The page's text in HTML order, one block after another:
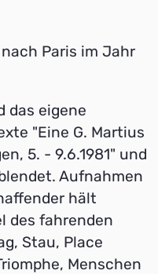
Paris im Jahr
das eigene
"Eine G. Martius
5. - 9.6.1981" und
Aufnahmen
hält
des fahrenden
Stau, Place
Menschen